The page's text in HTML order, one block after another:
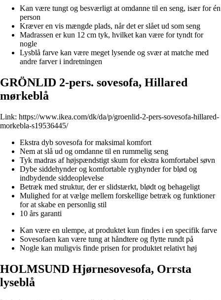
Kan være tungt og besværligt at omdanne til en seng, især for én
person
Kræver en vis mængde plads, når det er slået ud som seng
Madrassen er kun 12 cm tyk, hvilket kan være for tyndt for
nogle
Lysblå farve kan være meget lysende og svær at matche med
andre farver i indretningen
GRÖNLID 2-pers. sovesofa, Hillared
mørkeblå
Link: https://www.ikea.com/dk/da/p/groenlid-2-pers-sovesofa-hillared-
morkebla-s19536445/
Ekstra dyb sovesofa for maksimal komfort
Nem at slå ud og omdanne til en rummelig seng
Tyk madras af højspændstigt skum for ekstra komfortabel søvn
Dybe siddehynder og komfortable ryghynder for blød og
indbydende siddeoplevelse
Betræk med struktur, der er slidstærkt, blødt og behageligt
Mulighed for at vælge mellem forskellige betræk og funktioner
for at skabe en personlig stil
10 års garanti
Kan være en ulempe, at produktet kun findes i en specifik farve
Sovesofaen kan være tung at håndtere og flytte rundt på
Nogle kan muligvis finde prisen for produktet relativt høj
HOLMSUND Hjørnesovesofa, Orrsta
lyseblå